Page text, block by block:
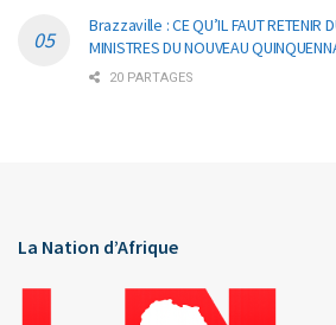
Brazzaville : CE QU’IL FAUT RETENIR
MINISTRES DU NOUVEAU
20 PARTAGES
La Nation d’Afrique